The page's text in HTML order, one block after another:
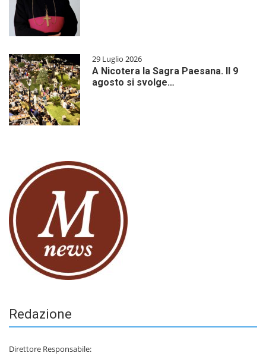
29 Luglio 2026
A Nicotera la Sagra Paesana. Il 9
agosto si svolge…
Redazione
Direttore Responsabile: